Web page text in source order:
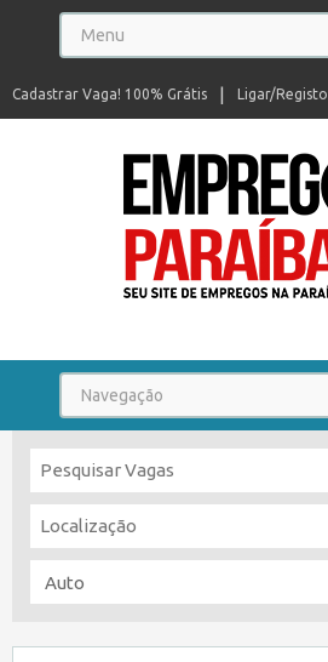
Ligar/Registo
Cadastrar Vaga! 100% Grátis